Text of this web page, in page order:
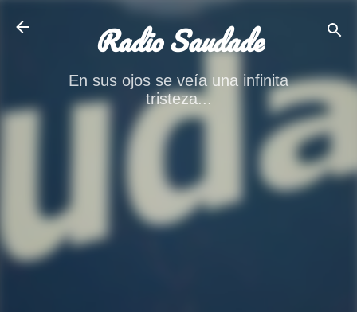
Radio Saudade
En sus ojos se veía una infinita
tristeza...